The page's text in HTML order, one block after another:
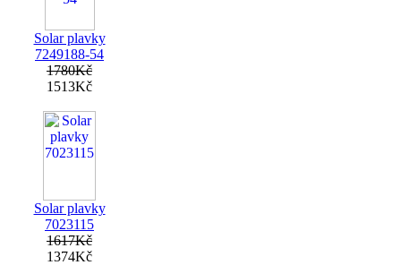
Solar plavky
7249188-54
1780Kč
1513Kč
Solar plavky
7023115
1617Kč
1374Kč